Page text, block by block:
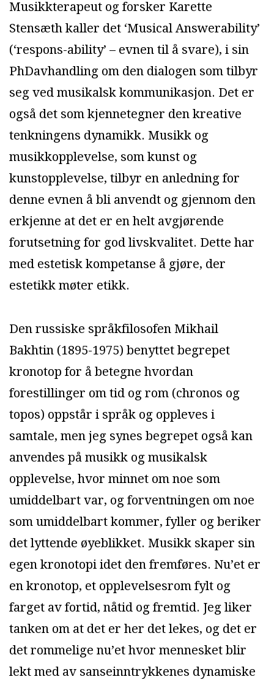
Musikkterapeut og forsker Karette
Stensæth kaller det ‘Musical Answerability’
(‘respons-ability’ – evnen til å svare), i sin
PhDavhandling om den dialogen som tilbyr
seg ved musikalsk kommunikasjon. Det er
også det som kjennetegner den kreative
tenkningens dynamikk. Musikk og
musikkopplevelse, som kunst og
kunstopplevelse, tilbyr en anledning for
denne evnen å bli anvendt og gjennom den
erkjenne at det er en helt avgjørende
forutsetning for god livskvalitet. Dette har
med estetisk kompetanse å gjøre, der
estetikk møter etikk.
Den russiske språkfilosofen Mikhail
Bakhtin (1895-1975) benyttet begrepet
kronotop for å betegne hvordan
forestillinger om tid og rom (chronos og
topos) oppstår i språk og oppleves i
samtale, men jeg synes begrepet også kan
anvendes på musikk og musikalsk
opplevelse, hvor minnet om noe som
umiddelbart var, og forventningen om noe
som umiddelbart kommer, fyller og beriker
det lyttende øyeblikket. Musikk skaper sin
egen kronotopi idet den fremføres. Nu’et er
en kronotop, et opplevelsesrom fylt og
farget av fortid, nåtid og fremtid. Jeg liker
tanken om at det er her det lekes, og det er
det rommelige nu’et hvor mennesket blir
lekt med av sanseinntrykkenes dynamiske